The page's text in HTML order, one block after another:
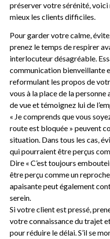
préserver votre sérénité, voici
mieux les clients difficiles.
Pour garder votre calme,
prenez le temps de respirer
interlocuteur désagréable.
communication bienveillante
reformulant les propos de
vous à la place de la
de vue et témoignez lui de
« Je comprends que vous
route est bloquée » peuvent
situation. Dans tous les cas,
qui pourraient être perçus
Dire « C’est toujours
être perçu comme un
apaisante peut également
serein.
Si votre client est pressé,
votre connaissance du trajet
pour réduire le délai. S’il se